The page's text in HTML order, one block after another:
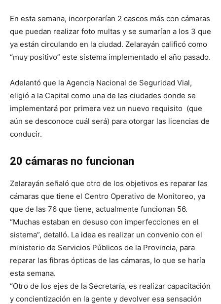
En esta semana, incorporarían 2 cascos más con cámaras
que puedan realizar foto multas y se sumarían a los 3 que
ya están circulando en la ciudad. Zelarayán calificó como
“muy positivo” este sistema implementado el año pasado.
Adelantó que la Agencia Nacional de Seguridad Vial,
eligió a la Capital como una de las ciudades donde se
implementará por primera vez un nuevo requisito (que
aún se desconoce cuál será) para otorgar las licencias de
conducir.
20 cámaras no funcionan
Zelarayán señaló que otro de los objetivos es reparar las
cámaras que tiene el Centro Operativo de Monitoreo, ya
que de las 76 que tiene, actualmente funcionan 56.
“Muchas estaban en desuso con imperfecciones en el
sistema”, detalló. La idea es realizar un convenio con el
ministerio de Servicios Públicos de la Provincia, para
reparar las fibras ópticas de las cámaras, lo que se haría
esta semana.
“Otro de los ejes de la Secretaría, es realizar capacitación
y concientización en la gente y devolver esa sensación